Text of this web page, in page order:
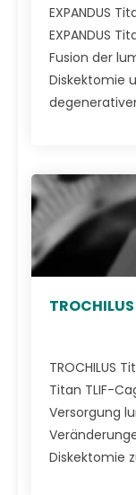
EXPANDUS
EXPANDUS
Fusion der
Diskektomie
TROCHILUS
Titan TLIF-
Versorgung
Diskektomie